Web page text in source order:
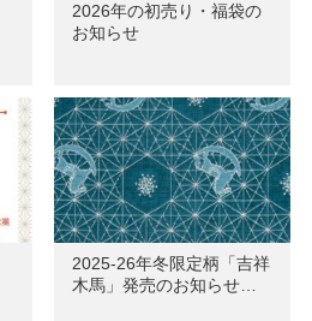
2026年の初売り・福袋の
お知らせ
2025-26年冬限定柄「吉祥
木馬」発売のお知らせ…